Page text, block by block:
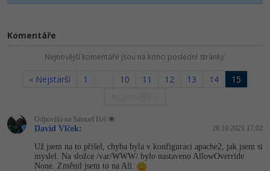
UML a návrhové vzory
Spring
ASP.NET MVC
HTML / CSS
MySQL/MariaDB
MS-SQL
Tester
Grafik / UX/UI návrhář
3D grafik
Swift -80%
C -80%
VB.NET
Komentáře
Nejnovější komentáře jsou na konci poslední stránky.
« Nejstarší 1 10 11 12 13 14
15
Odpovídá na Samuel Hél
David Vlček: 26.10.2021 17:02
Už jsem na to přišel, chyba byla v konfiguraci apache2, jak jsem si
myslel. Na složce /var/WWW/ bylo nastaveno AllowOverride
None. Změnil jsem to na All.